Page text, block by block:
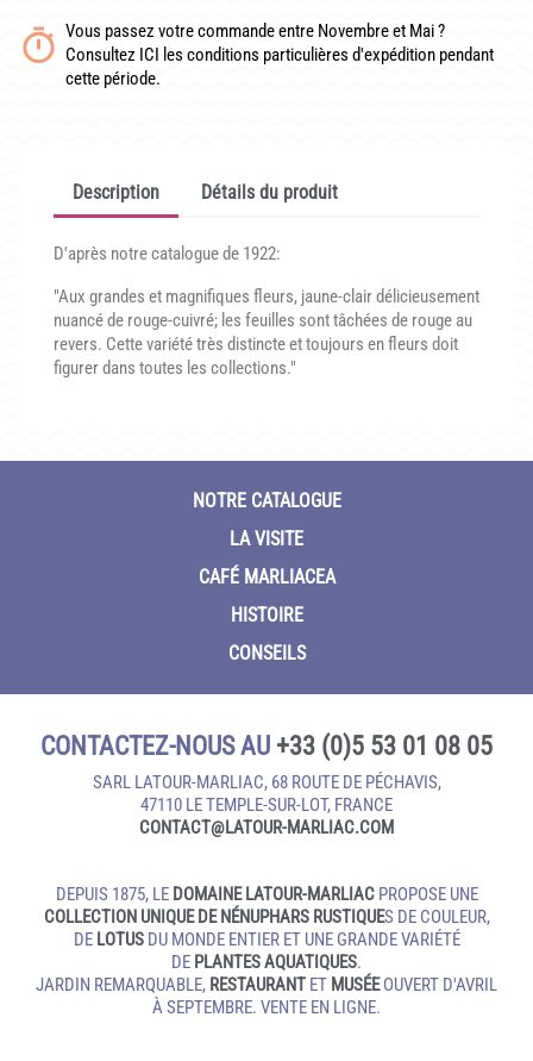
TÉLÉCHARGER UN BON DE COMMANDE VIERGE
Vous passez votre commande entre Novembre et Mai ?
Consultez ICI les conditions particulières d'expédition pendant
cette période.
Description Détails du produit
D'après notre catalogue de 1922:
"Aux grandes et magnifiques fleurs, jaune-clair délicieusement
nuancé de rouge-cuivré; les feuilles sont tâchées de rouge au
revers. Cette variété très distincte et toujours en fleurs doit
figurer dans toutes les collections."
NOTRE CATALOGUE
LA VISITE
CAFÉ MARLIACEA
HISTOIRE
CONSEILS
CONTACTEZ-NOUS AU +33 (0)5 53 01 08 05
SARL LATOUR-MARLIAC, 68 ROUTE DE PÉCHAVIS,
47110 LE TEMPLE‑SUR‑LOT, FRANCE
CONTACT@LATOUR‑MARLIAC.COM
DEPUIS 1875, LE DOMAINE LATOUR-MARLIACPROPOSE UNE
COLLECTION UNIQUE DE NÉNUPHARS RUSTIQUES DE COULEUR,
DE LOTUSDU MONDE ENTIER ET UNE GRANDE VARIÉTÉ
DE PLANTES AQUATIQUES.
JARDIN REMARQUABLE, RESTAURANT ET MUSÉEOUVERT D'AVRIL
À SEPTEMBRE. VENTE EN LIGNE.